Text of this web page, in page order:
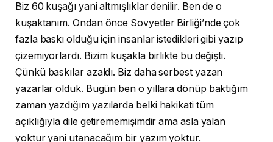
Biz 60 kuşağı yani altmışlıklar denilir. Ben de o
kuşaktanım. Ondan önce Sovyetler Birliği’nde çok
fazla baskı olduğu için insanlar istedikleri gibi yazıp
çizemiyorlardı. Bizim kuşakla birlikte bu değişti.
Çünkü baskılar azaldı. Biz daha serbest yazan
yazarlar olduk. Bugün ben o yıllara dönüp baktığım
zaman yazdığım yazılarda belki hakikati tüm
açıklığıyla dile getirememişimdir ama asla yalan
yoktur yani utanacağım bir yazım yoktur.